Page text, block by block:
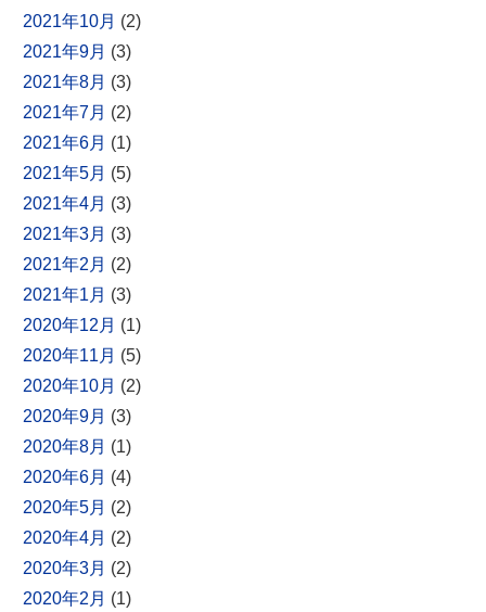
2021年10月 (2)
2021年9月 (3)
2021年8月 (3)
2021年7月 (2)
2021年6月 (1)
2021年5月 (5)
2021年4月 (3)
2021年3月 (3)
2021年2月 (2)
2021年1月 (3)
2020年12月 (1)
2020年11月 (5)
2020年10月 (2)
2020年9月 (3)
2020年8月 (1)
2020年6月 (4)
2020年5月 (2)
2020年4月 (2)
2020年3月 (2)
2020年2月 (1)